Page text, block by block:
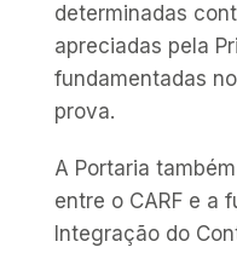
determinadas
apreciadas pela
fundamentadas
prova.
A Portaria
entre o CARF e a
Integração do